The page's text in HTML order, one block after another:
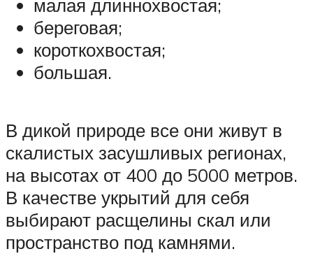
малая длиннохвостая;
береговая;
короткохвостая;
большая.
В дикой природе все они живут в
скалистых засушливых регионах,
на высотах от 400 до 5000 метров.
В качестве укрытий для себя
выбирают расщелины скал или
пространство под камнями.